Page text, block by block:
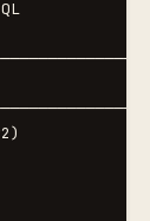
wp/v2)